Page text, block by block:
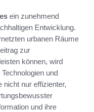
ein zunehmend
Entwicklung.
urbanen Räume
zur
leisten können, wird
und
nicht nur effizienter,
und ihre